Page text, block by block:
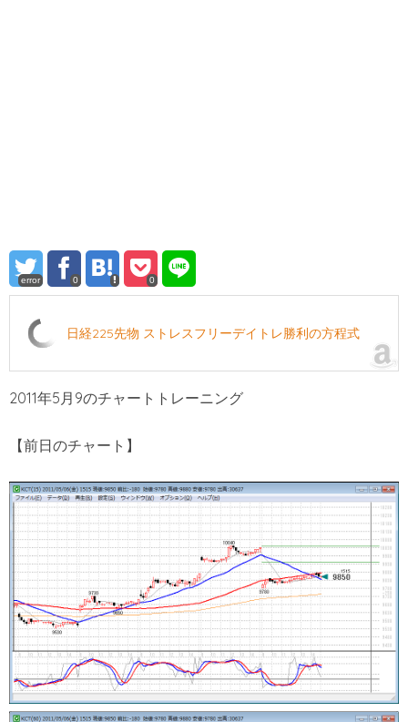
error 0 0
日経225先物 ストレスフリーデイトレ勝利の方程式
2011年5月9のチャートトレーニング
【前日のチャート】